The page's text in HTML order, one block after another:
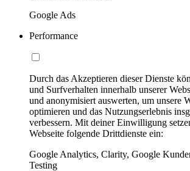
Google Ads
Performance
Durch das Akzeptieren dieser Dienste
und Surfverhalten innerhalb unserer
und anonymisiert auswerten, um unsere
optimieren und das Nutzungserlebnis
verbessern. Mit deiner Einwilligung
Webseite folgende Drittdienste ein:
Google Analytics, Clarity, Google
Testing